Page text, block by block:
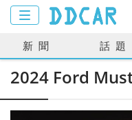
新聞 話題
2024 Ford